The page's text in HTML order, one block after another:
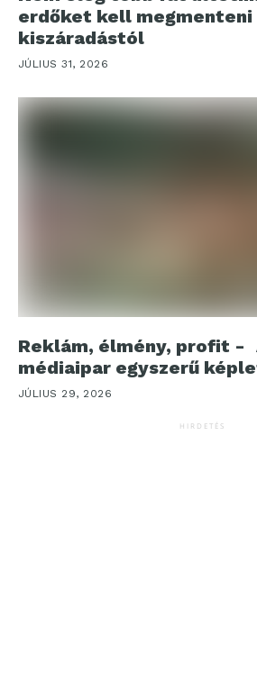
erdőket kell megmenteni
kiszáradástól
JÚLIUS 31, 2026
Reklám, élmény, profit -
médiaipar egyszerű
JÚLIUS 29, 2026
HIRDETÉS